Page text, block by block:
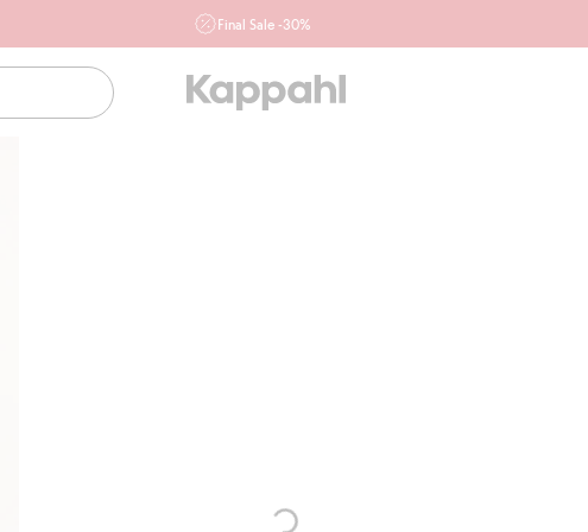
Final Sale -30%
ofertę, również z działu outlet do 10.8 w sklepach Kappahl i
Newbie oraz na kappahl.com. Ofert nie łączymy